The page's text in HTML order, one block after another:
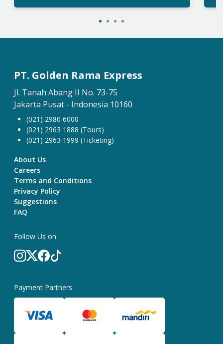
PT. Golden Rama Express
Jl. Tanah Abang II No. 73-75
Jakarta Pusat - Indonesia 10160
(021) 2980 6000
(021) 2963 1888 (Tours)
(021) 2963 1999 (Ticketing)
About Us
Careers
Terms and Conditions
Privacy Policy
Suggestions
FAQ
Follow Us on
Payment Partners